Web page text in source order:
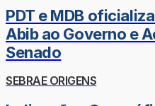
PDT e MDB
Abib ao Governo e
Senado
SEBRAE ORIGENS